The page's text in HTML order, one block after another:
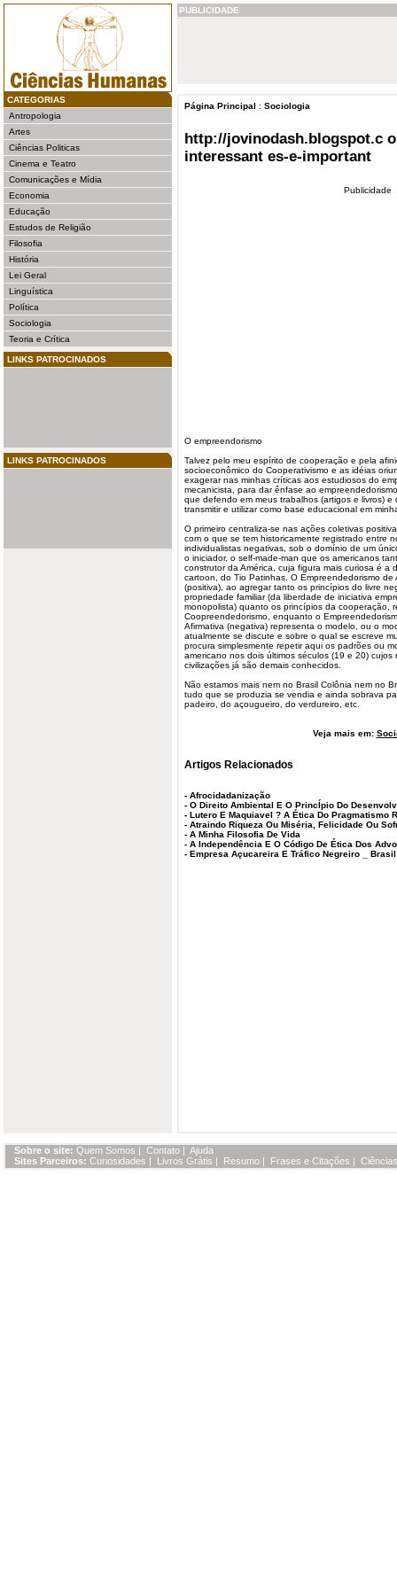
CATEGORIAS
Antropologia
Artes
Ciências Politicas
Cinema e Teatro
Comunicações e Mídia
Economia
Educação
Estudos de Religião
Filosofia
História
Lei Geral
Linguística
Política
Sociologia
Teoria e Crítica
LINKS PATROCINADOS
LINKS PATROCINADOS
PUBLICIDADE
Página Principal : Sociologia
http://jovinodash.blogspot.c
interessant es-e-important
Publicidade
O empreendorismo
Talvez pelo meu espírito de cooperação e pela
socioeconômico do Cooperativismo e as idéias
exagerar nas minhas críticas aos estudiosos do
mecanicista, para dar ênfase ao
que defendo em meus trabalhos (artigos e livros)
transmitir e utilizar como base educacional em
O primeiro centraliza-se nas ações coletivas
com o que se tem historicamente registrado entre
individualistas negativas, sob o domínio de um
o iniciador, o self-made-man que os americanos
construtor da América, cuja figura mais curiosa é a
cartoon, do Tio Patinhas. O Empreendedorismo de
(positiva), ao agregar tanto os princípios do livre
propriedade familiar (da liberdade de iniciativa
monopolista) quanto os princípios da cooperação,
Coopreendedorismo, enquanto o
Afirmativa (negativa) representa o modelo, ou o
atualmente se discute e sobre o qual se escreve
procura simplesmente repetir aqui os padrões ou
americano nos dois últimos séculos (19 e 20)
civilizações já são demais conhecidos.
Não estamos mais nem no Brasil Colônia nem no
tudo que se produzia se vendia e ainda sobrava
padeiro, do açougueiro, do verdureiro, etc.
Veja mais em:
Artigos Relacionados
- Afrocidadanização
- O Direito Ambiental E O PrincÍpio Do
- Lutero E Maquiavel ? A Ética Do Pragmatismo
- Atraindo Riqueza Ou Miséria, Felicidade Ou
- A Minha Filosofia De Vida
- A Independência E O Código De Ética Dos
- Empresa Açucareira E Tráfico Negreiro _
Sobre o site: Quem Somos | Contato | Ajuda
Sites Parceiros: Curiosidades | Livros Grátis | Resumo | Frases e Citações |